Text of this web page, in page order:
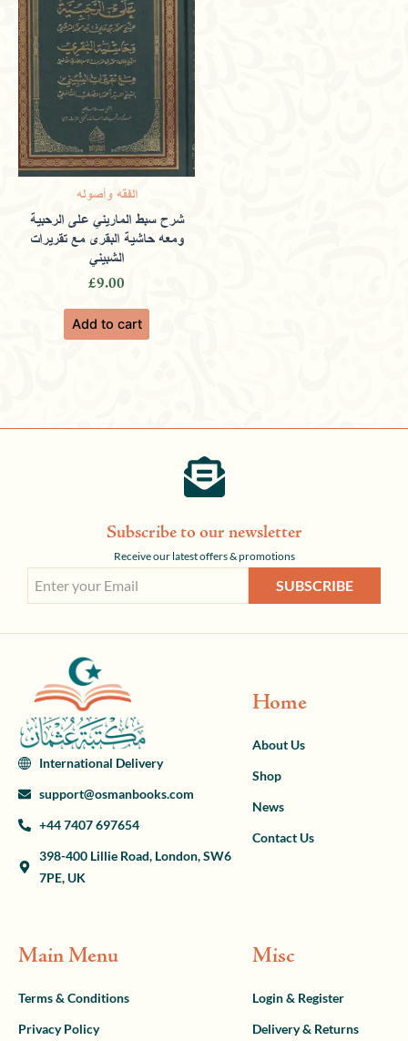
الفقه وأصوله
شرح سبط الماريني على الرحبية
ومعه حاشية البقري مع تقريرات
الشبيني
£9.00
Add to cart
Subscribe to our newsletter
Receive our latest offers & promotions
SUBSCRIBE
International Delivery
support@osmanbooks.com
+44 7407 697654
398-400 Lillie Road, London, SW6
7PE, UK
Home
About Us
Shop
News
Contact Us
Main Menu
Terms & Conditions
Privacy Policy
Misc
Login & Register
Delivery & Returns